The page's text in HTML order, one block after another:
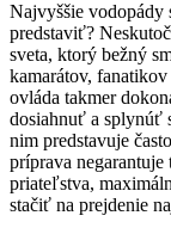
Najvyššie vodopády
predstaviť?
sveta, ktorý bežný
kamarátov,
ovláda takmer
dosiahnuť a splynúť
nim predstavuje
príprava
priateľstva,
stačiť na prejdenie